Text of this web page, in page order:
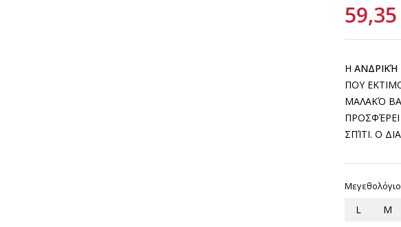
59,35
ΗΑΝΔΡΙΚΉ
ΠΟΥ
ΜΑΛΑΚΌ
ΣΠΊΤΙ. Ο
Μεγεθολόγιο
L M